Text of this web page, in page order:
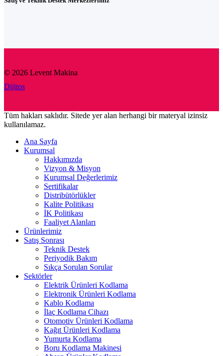
© 2026 Levent Makina
Dijitos
Tüm hakları saklıdır. Sitede yer alan herhangi bir materyal izinsiz
kullanılamaz.
Ana Sayfa
Kurumsal
Hakkımızda
Vizyon & Misyon
Kurumsal Değerlerimiz
Sertifikalar
Distribütörlükler
Kalite Politikası
İK Politikası
Faaliyet Alanları
Ürünlerimiz
Satış Sonrası
Teknik Destek
Periyodik Bakım
Sıkça Sorulan Sorular
Sektörler
Elektrik Ürünleri Kodlama
Elektronik Ürünleri Kodlama
Kablo Kodlama
İlaç Kodlama Cihazı
Otomotiv Ürünleri Kodlama
Kağıt Ürünleri Kodlama
Yumurta Kodlama
Boru Kodlama Makinesi